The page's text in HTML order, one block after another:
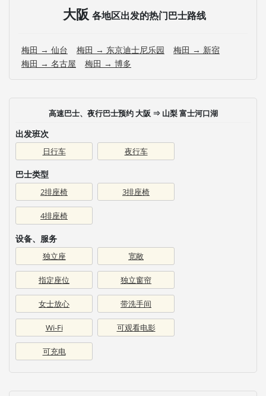
大阪 各地区出发的热门巴士路线
梅田 → 仙台 梅田 → 东京迪士尼乐园
梅田 → 新宿
梅田 → 名古屋
梅田 → 博多
高速巴士、夜行巴士预约 大阪 ⇒ 山梨 富士河口湖
出发班次
日行车 夜行车
巴士类型
2排座椅 3排座椅
4排座椅
设备、服务
独立座 宽敞
指定座位 独立窗帘
女士放心 带洗手间
Wi-Fi 可观看电影
可充电